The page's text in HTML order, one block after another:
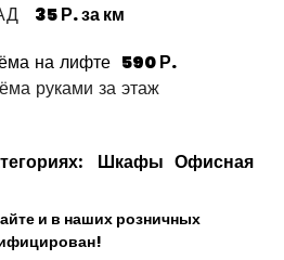
35 Р. за км
на лифте 590 Р.
руками за этаж
Шкафы Офисная
и в наших розничных